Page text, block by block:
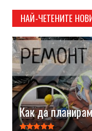
НАЙ-ЧЕТЕНИТЕ
Как да